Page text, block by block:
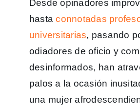
Desde opinadores
hastaconnotadas
universitarias, pasando
odiadores de oficio y
desinformados, han
palos a la ocasión
una mujer